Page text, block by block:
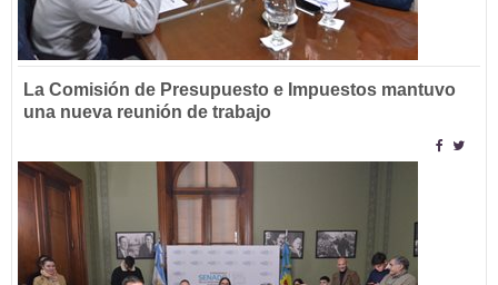
La Comisión de Presupuesto e Impuestos mantuvo
una nueva reunión de trabajo